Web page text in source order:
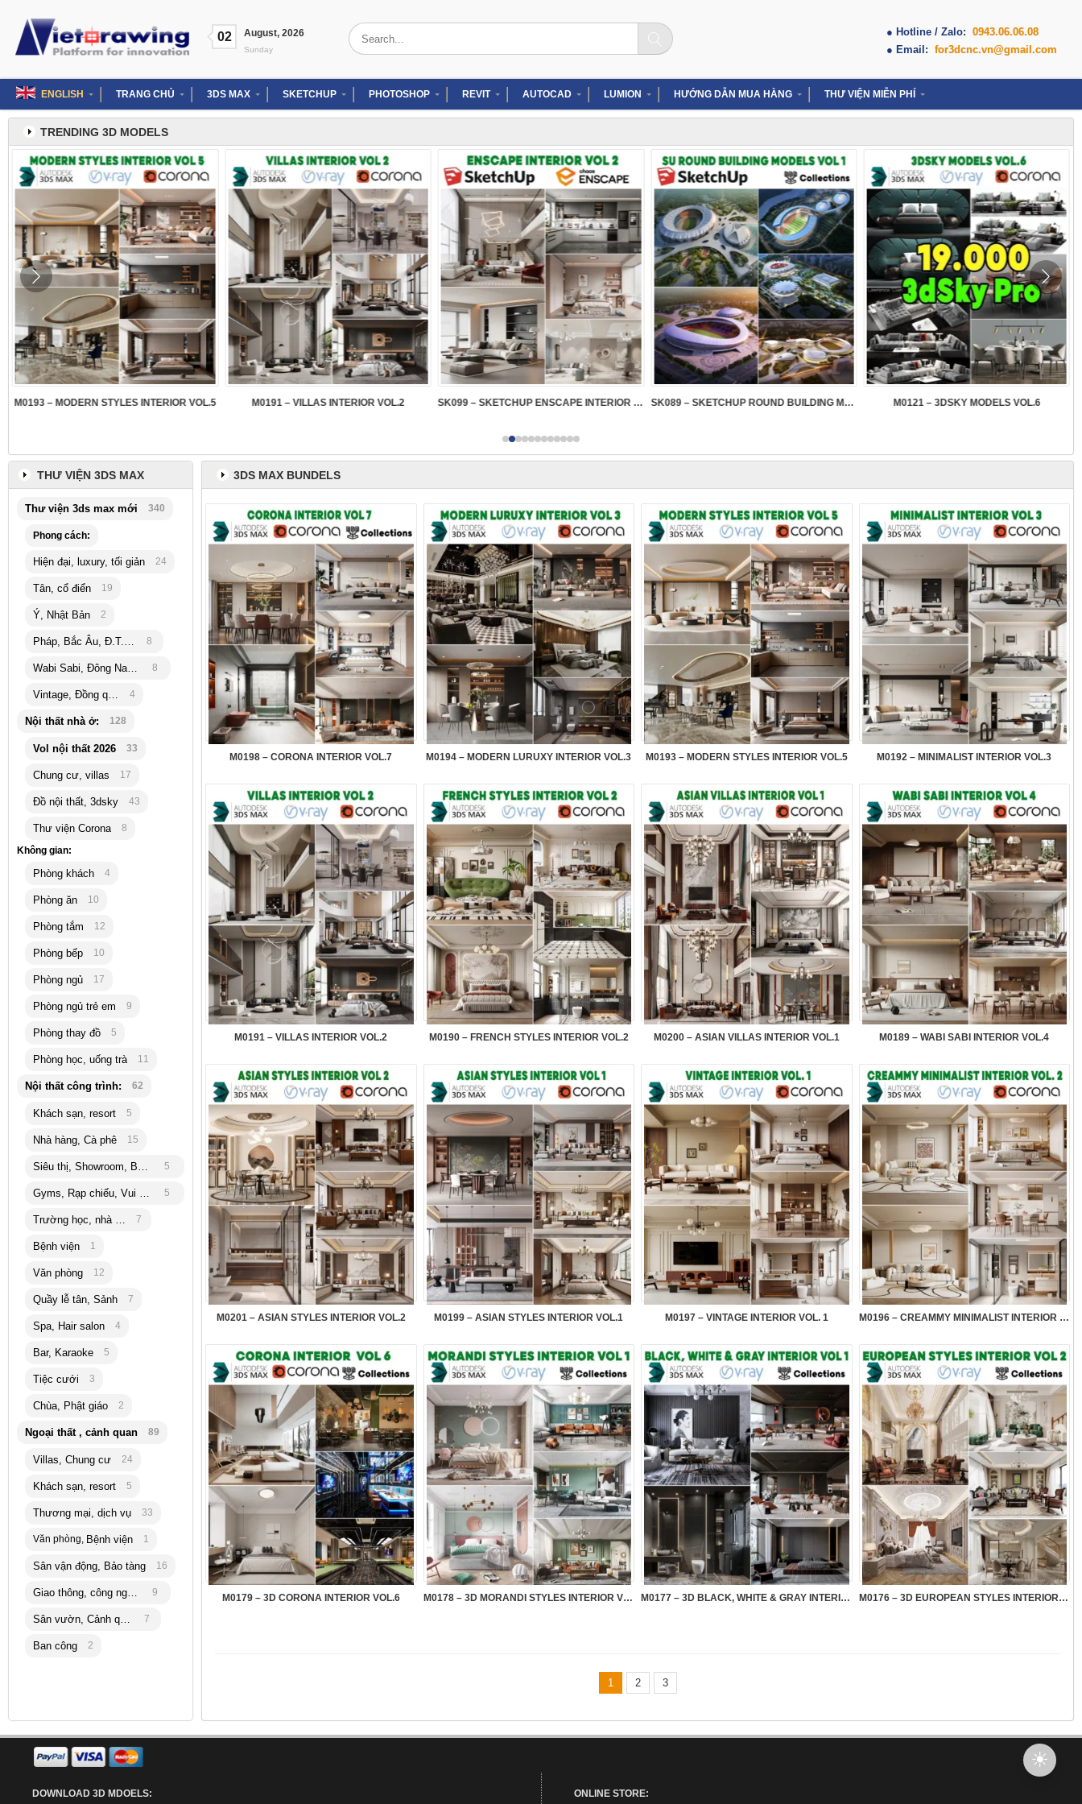
content
02 August, 2026
Sunday
Search
for:
● Hotline / Zalo: 0943.06.06.08
● Email: for3dcnc.vn@gmail.com
ENGLISH TRANG CHỦ 3DS MAX SKETCHUP PHOTOSHOP REVIT AUTOCAD LUMION HƯỚNG DẪN MUA HÀNG THƯ VIỆN MIỄN PHÍ
TRENDING 3D MODELS
M0193 – MODERN STYLES INTERIOR VOL.5 M0191 – VILLAS INTERIOR VOL.2 SK099 – SKETCHUP ENSCAPE INTERIOR VOL.2 SK089 – SKETCHUP ROUND BUILDING MODELS M0121 – 3DSKY MODELS VOL.6
3DS MAX BUNDELS
M0198 – CORONA INTERIOR VOL.7 M0194 – MODERN LURUXY INTERIOR VOL.3 M0193 – MODERN STYLES INTERIOR VOL.5 M0192 – MINIMALIST INTERIOR VOL.3
M0191 – VILLAS INTERIOR VOL.2 M0190 – FRENCH STYLES INTERIOR VOL.2 M0200 – ASIAN VILLAS INTERIOR VOL.1 M0189 – WABI SABI INTERIOR VOL.4
M0201 – ASIAN STYLES INTERIOR VOL.2 M0199 – ASIAN STYLES INTERIOR VOL.1 M0197 – VINTAGE INTERIOR VOL. 1 M0196 – CREAMMY MINIMALIST INTERIOR VOL.2
M0179 – 3D CORONA INTERIOR VOL.6 M0178 – 3D MORANDI STYLES INTERIOR VOL.1 M0177 – 3D BLACK, WHITE & GRAY INTERIOR VOL.1 M0176 – 3D EUROPEAN STYLES INTERIOR VOL.2
1 2 3
THƯ VIỆN 3DS MAX
Thư viện 3ds max mới 340
Phong cách:
Hiện đại, luxury, tối giản 24
Tân, cổ điển 19
Ý, Nhật Bản 2
Pháp, Bắc Âu, Đ.T.Hải 8
Wabi Sabi, Đông Nam Á 8
Vintage, Đồng quê 4
Nội thất nhà ở: 128
Vol nội thất 2026 33
Chung cư, villas 17
Đồ nội thất, 3dsky 43
Thư viện Corona
8
Không gian:
Phòng khách 4
Phòng ăn 10
Phòng tắm 12
Phòng bếp 10
Phòng ngủ 17
Phòng ngủ trẻ em 9
Phòng thay đồ 5
Phòng học, uống trà 11
Nội thất công trình: 62
Khách sạn, resort 5
Nhà hàng, Cà phê 15
Siêu thị, Showroom, Bán lẽ 5
Gyms, Rạp chiếu, Vui chơi 5
Trường học, nhà trẻ 7
Bệnh viện 1
Văn phòng 12
Quầy lễ tân, Sảnh 7
Spa, Hair salon 4
Bar, Karaoke 5
Tiệc cưới 3
Chùa, Phật giáo 2
Ngoại thất , cảnh quan 89
Villas, Chung cư 24
Khách sạn, resort 5
Thương mại, dịch vụ 33
Văn phòng, Bệnh viện 1
Sân vận động, Bảo tàng 16
Giao thông, công nghiệp 9
Sân vườn, Cảnh quan 7
Ban công 2
DOWNLOAD 3D MDOELS: ONLINE STORE: